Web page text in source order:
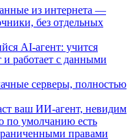
из интернета —
без отдельных
AI-агент: учится
работает с данными
серверы, полностью
ваш ИИ-агент, невидим
по умолчанию есть
правами